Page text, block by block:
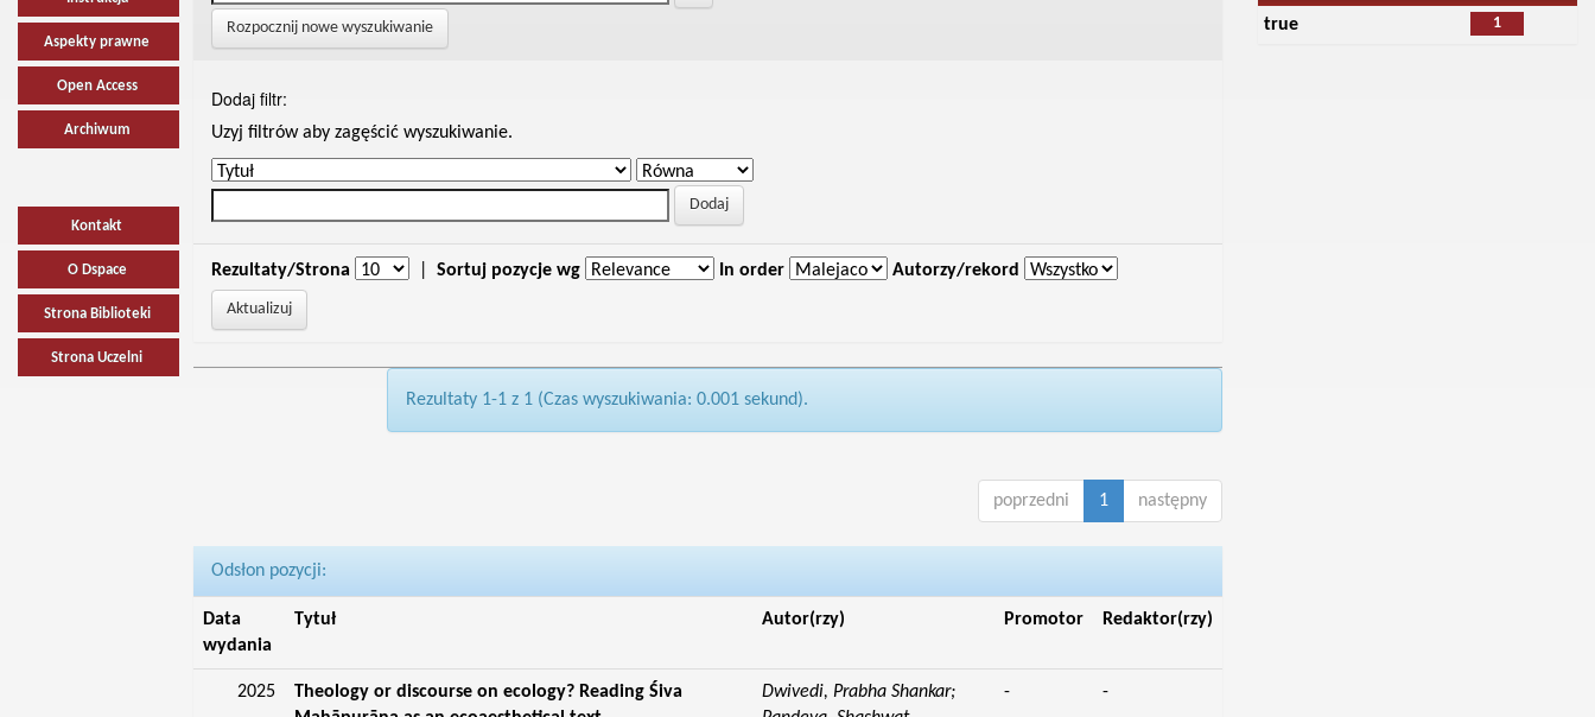
Aspekty prawne
Open Access
Archiwum
Kontakt
O Dspace
Strona Biblioteki
Strona Uczelni
Rozpocznij nowe wyszukiwanie
Dodaj filtr:
Uzyj filtrów aby zagęścić wyszukiwanie.
Rezultaty/Strona Sortuj pozycje wg In order Autorzy/rekord
Rezultaty 1-1 z 1 (Czas wyszukiwania: 0.001 sekund).
poprzedni 1 następny
Odsłon pozycji:
Data
wydania
Tytuł Autor(rzy) Promotor Redaktor(rzy)
2025
Theology or discourse on ecology? Reading Śiva
Dwivedi, Prabha Shankar;
- -
1
true